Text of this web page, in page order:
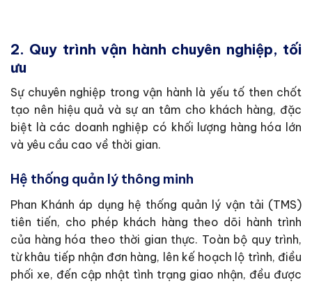
2. Quy trình vận hành chuyên nghiệp, tối
ưu
Sự chuyên nghiệp trong vận hành là yếu tố then chốt
tạo nên hiệu quả và sự an tâm cho khách hàng, đặc
biệt là các doanh nghiệp có khối lượng hàng hóa lớn
và yêu cầu cao về thời gian.
Hệ thống quản lý thông minh
Phan Khánh áp dụng hệ thống quản lý vận tải (TMS)
tiên tiến, cho phép khách hàng theo dõi hành trình
của hàng hóa theo thời gian thực. Toàn bộ quy trình,
từ khâu tiếp nhận đơn hàng, lên kế hoạch lộ trình, điều
phối xe, đến cập nhật tình trạng giao nhận, đều được